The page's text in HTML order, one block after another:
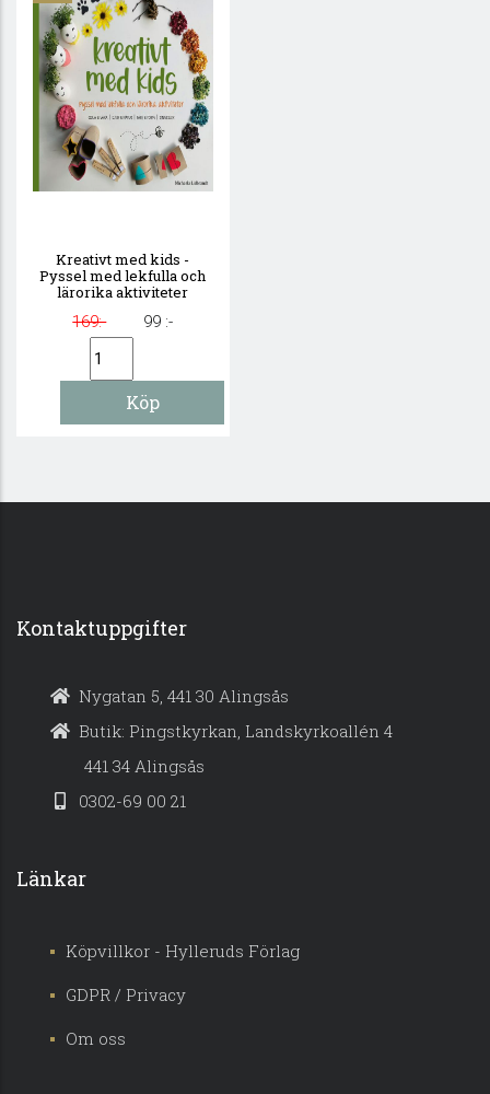
Kreativt med kids -
Pyssel med lekfulla och
lärorika aktiviteter
169:-
99 :-
Kontaktuppgifter
Nygatan 5, 441 30 Alingsås
Butik: Pingstkyrkan, Landskyrkoallén 4
441 34 Alingsås
0302-69 00 21
Länkar
Köpvillkor - Hylleruds Förlag
GDPR / Privacy
Om oss